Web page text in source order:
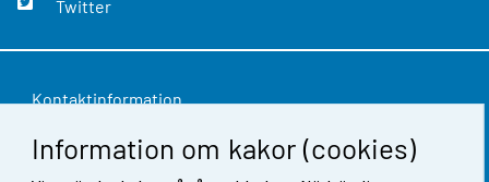
Information om kakor (cookies)
Twitter
Kontaktinformation
Respons